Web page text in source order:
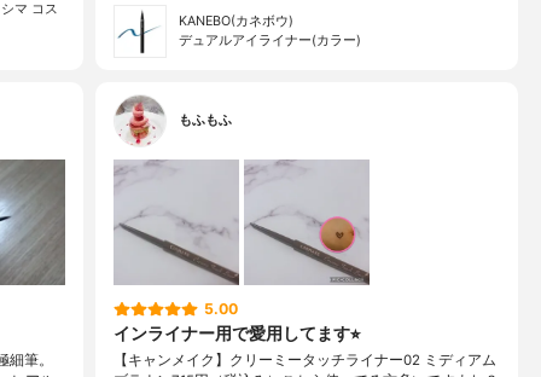
マ コス
KANEBO(カネボウ)
デュアルアイライナー(カラー)
筆。
もふもふ
5.00
インライナー用で愛用してます⭐︎
【キャンメイク】クリーミータッチライナー02 ミディアム